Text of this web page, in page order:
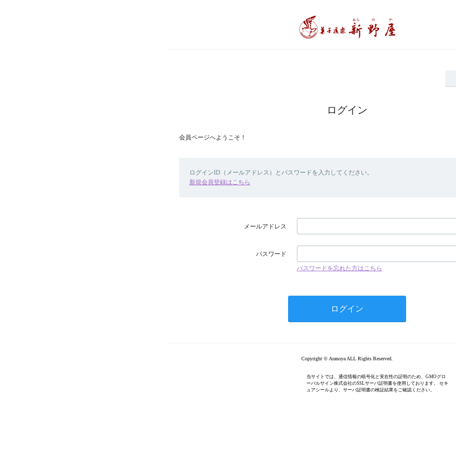
ログイン
会員ページへようこそ！
ログインID（メールアドレス）とパスワードを入力してください。
新規会員登録はこちら
メールアドレス
パスワード
パスワードを忘れた方はこちら
Copyright © Aranoya ALL Rights Reserved.
当サイトでは、通信情報の暗号化と実在性の証明のため、GMOグロ
ーバルサイン株式会社のSSLサーバ証明書を使用しております。 セキ
ュアシールより、サーバ証明書の検証結果をご確認ください。